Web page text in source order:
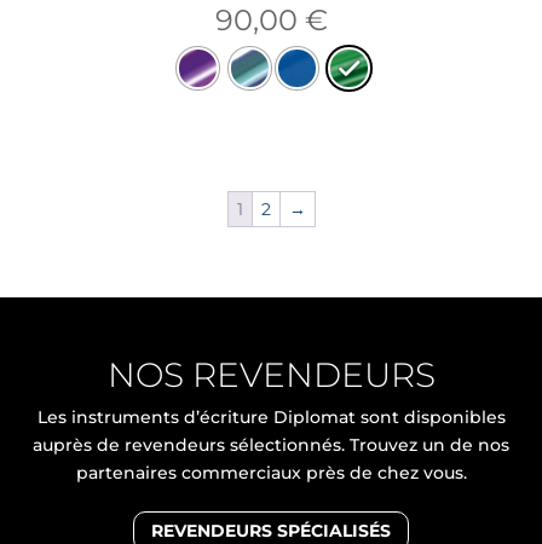
90,00 €
1 2 →
NOS REVENDEURS
Les instruments d’écriture Diplomat sont disponibles
auprès de revendeurs sélectionnés. Trouvez un de nos
partenaires commerciaux près de chez vous.
REVENDEURS SPÉCIALISÉS